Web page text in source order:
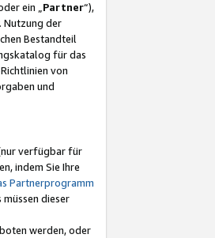
ein „Partner“),
Nutzung der
Bestandteil
für das
von
und
verfügbar für
indem Sie Ihre
Partnerprogramm
dieser
werden, oder